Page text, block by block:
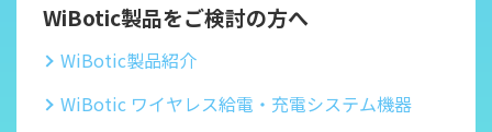
WiBotic製品をご検討の方へ
WiBotic製品紹介
WiBotic ワイヤレス給電・充電システム機器